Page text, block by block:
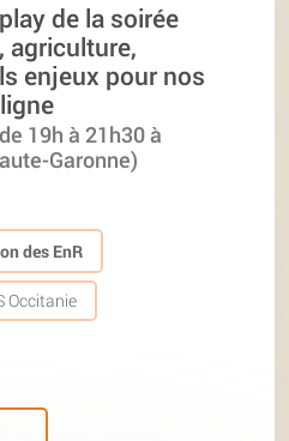
de la soirée
agriculture,
enjeux pour nos
19h à 21h30 à
Garonne)
des EnR
Occitanie